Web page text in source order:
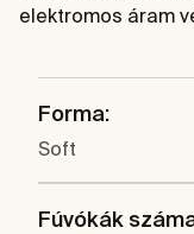
elektromos áram
Forma:
Soft
Fúvókák